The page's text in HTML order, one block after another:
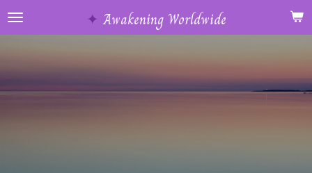
Ga
direct
✦ Awakening Worldwide